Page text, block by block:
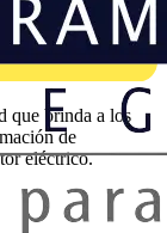
que brinda a los
de
eléctrico.